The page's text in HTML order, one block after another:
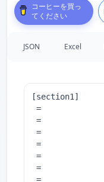
コーヒーを買っ
てください
JSON Excel